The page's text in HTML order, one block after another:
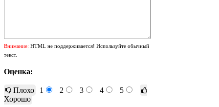
Внимание: HTML не поддерживается! Используйте обычный
текст.
Оценка:
Плохо 1 2 3 4
5
Хорошо